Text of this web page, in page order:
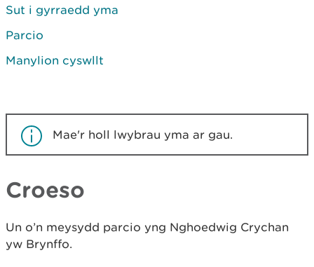
Sut i gyrraedd yma
Parcio
Manylion cyswllt
Mae'r holl lwybrau yma ar gau.
Croeso
Un o’n meysydd parcio yng Nghoedwig Crychan
yw Brynffo.